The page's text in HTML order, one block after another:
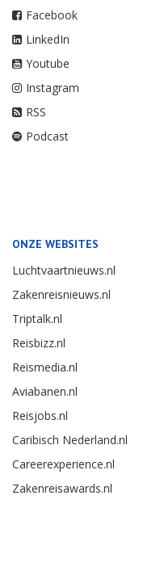
Facebook
LinkedIn
Youtube
Instagram
RSS
Podcast
ONZE WEBSITES
Luchtvaartnieuws.nl
Zakenreisnieuws.nl
Triptalk.nl
Reisbizz.nl
Reismedia.nl
Aviabanen.nl
Reisjobs.nl
Caribisch Nederland.nl
Careerexperience.nl
Zakenreisawards.nl